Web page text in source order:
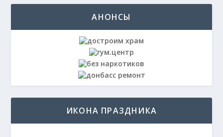
АНОНСЫ
ИКОНА ПРАЗДНИКА